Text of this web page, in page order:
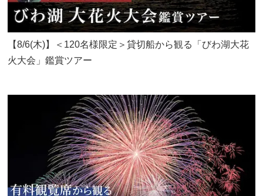
【8/6(木)】＜120名様限定＞貸切船から観る「びわ湖大花
火大会」鑑賞ツアー